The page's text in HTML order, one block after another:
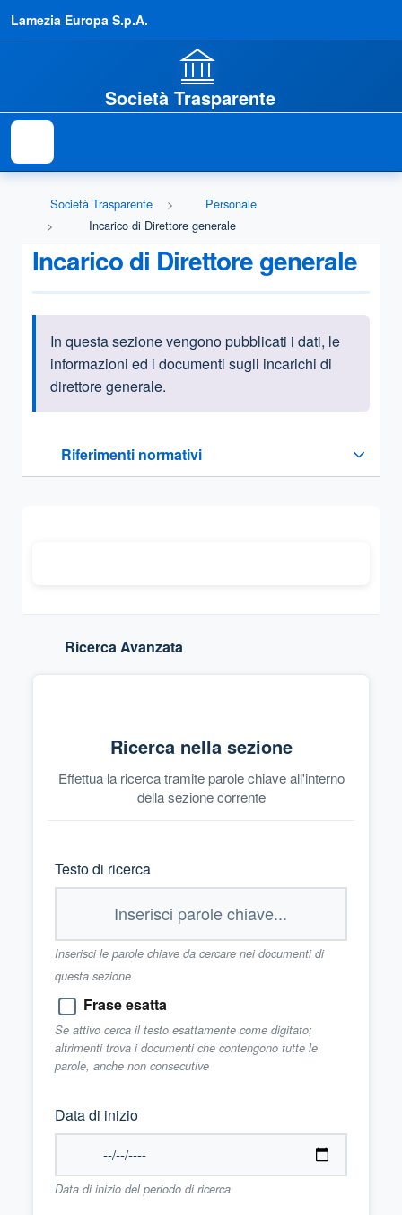
Lamezia Europa S.p.A.
Società Trasparente
Società Trasparente
Personale
Incarico di Direttore generale
Incarico di Direttore generale
Informazioni introduttive
In questa sezione vengono pubblicati i dati, le
informazioni ed i documenti sugli incarichi di
direttore generale.
Riferimenti normativi
Sezione compressa
Ricerca Avanzata
Ricerca nella sezione
Effettua la ricerca tramite parole chiave all'interno
della sezione corrente
Testo di ricerca
Inserisci le parole chiave da cercare nei documenti di
questa sezione
Frase esatta
Se attivo cerca il testo esattamente come digitato;
altrimenti trova i documenti che contengono tutte le
parole, anche non consecutive
Data di inizio
Data di inizio del periodo di ricerca